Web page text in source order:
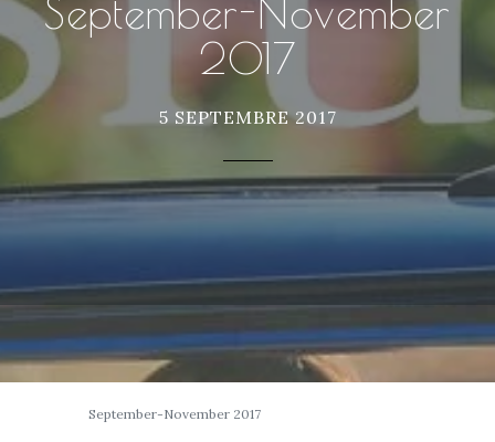
September-November
2017
5 SEPTEMBRE 2017
September-November 2017